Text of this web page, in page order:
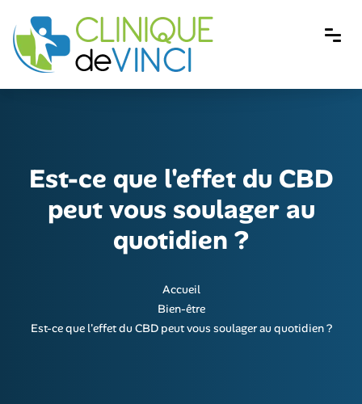
Est-ce que l'effet du CBD
peut vous soulager au
quotidien ?
Accueil
Bien-être
Est-ce que l'effet du CBD peut vous soulager au quotidien ?